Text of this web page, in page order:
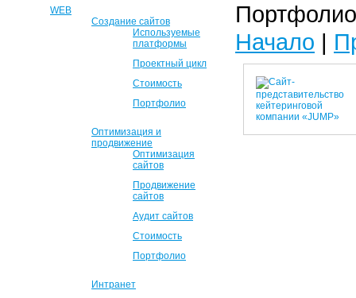
WEB
Создание сайтов
Используемые
платформы
Проектный цикл
Стоимость
Портфолио
Оптимизация и
продвижение
Оптимизация
сайтов
Продвижение
сайтов
Аудит сайтов
Стоимость
Портфолио
Интранет
Начало |